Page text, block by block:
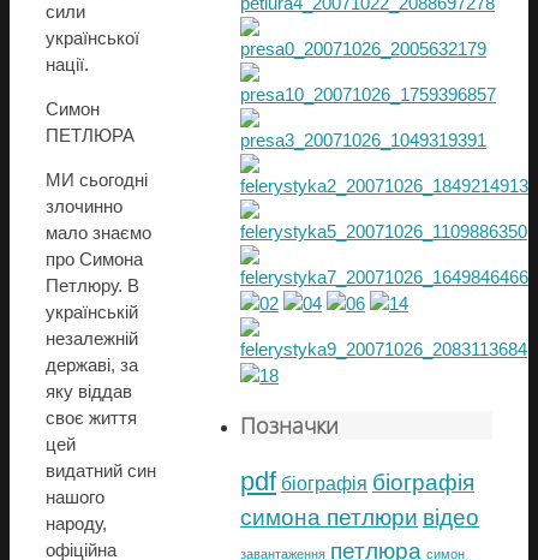
сили
української
нації.
Симон
ПЕТЛЮРА
МИ сьогодні
злочинно
мало знаємо
про Симона
Петлюру. В
українській
незалежній
державі, за
яку віддав
своє життя
цей
видатний син
нашого
народу,
офіційна
Позначки
pdf біографія біографія
симона петлюри відео
завантаження петлюра симон